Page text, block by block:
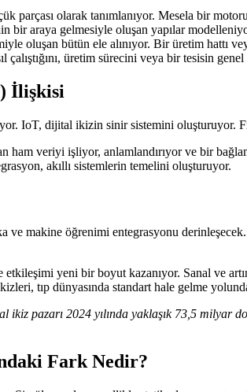
parçası olarak tanımlanıyor. Mesela bir
bir araya gelmesiyle oluşan yapılar
oluşan bütün ele alınıyor. Bir üretim hattı
çalıştığını, üretim sürecini veya bir tesisin
İlişkisi
IoT, dijital ikizin sinir sistemini oluşturuyor.
veriyi işliyor, anlamlandırıyor ve bir
akıllı sistemlerin temelini oluşturuyor.
ve makine öğrenimi entegrasyonu
yeni bir boyut kazanıyor. Sanal ve
tıp dünyasında standart hale gelme
ikiz pazarı 2024 yılında yaklaşık 73,5 milyar
Fark Nedir?